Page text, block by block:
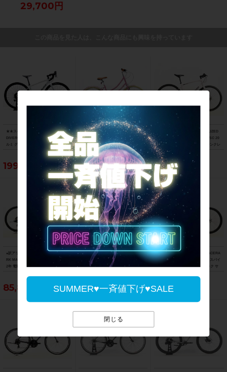
SUMMER♥一斉値下げ♥SALE
閉じる
29,700円
★★スペシャライズド SPECIALIZED
DIVERGE E5 COMP 2023年モデル ア
ルミ グラベルロードバイク 49サイズ 1
1速 （サイクルパラダイス山口より配
199,650円
★★ビアンキ BIANCHI PRIMAVERA 2
6 2018年モデル ハイテン シティサイク
ル バイク 42cm 26インチ 内装3速 ピン
ク（サイクルパラダイス山口より配送)
63,800円
美品 スペシャライズド SPECIALIZED
SIRRUS 3.0 microSHIFT 油圧DISC 20
22年 クロスバイク Mサイズ サテンクレ
イ サイドスタンド付
77,000円
●訳アリ ベネリ BENELLI マンタス27T
RK MANTUS 27 TRK 機械式DISC 202
2年 電動アシスト自転車 27インチ ワイ
85,800円
美品 ジャイアント GIANT クロスター
CROSTAR ACERA 2021年 クロスバイ
ク Mサイズ スカイブルー サイドスタン
44,000円
ビアンキ BIANCHI C-SPORT 2 ACERA
ステップスルー仕様 2023年 クロスバイ
ク 43サイズ ロックサンド/ブラック サ
48,400円